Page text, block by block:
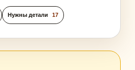
Нужны детали 17